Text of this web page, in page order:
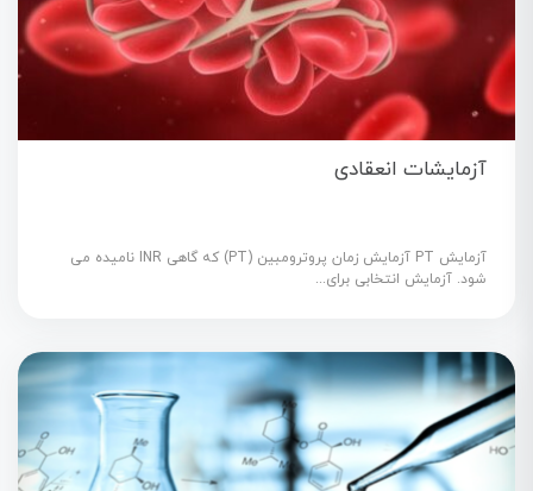
آزمایشات انعقادی
آزمایش PT آزمایش زمان پروترومبین (PT) که گاهی INR نامیده می
شود. آزمایش انتخابی برای...